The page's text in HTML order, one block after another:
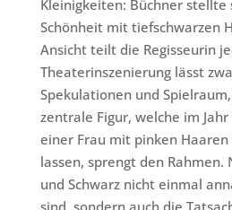
Kleinigkeiten: Büchner stellte
Schönheit mit tiefschwarzen
Ansicht teilt die Regisseurin
Theaterinszenierung lässt
Spekulationen und
zentrale Figur, welche im
einer Frau mit pinken
lassen, sprengt den Rahmen.
und Schwarz nicht einmal
sind, sondern auch die